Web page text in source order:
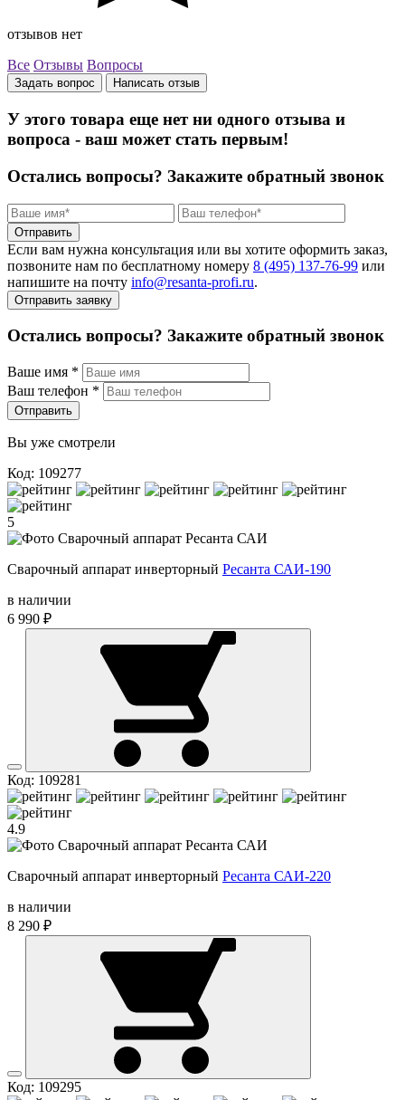
отзывов нет
Все Отзывы Вопросы
Задать вопрос Написать отзыв
У этого товара еще нет ни одного отзыва и
вопроса - ваш может стать первым!
Остались вопросы? Закажите обратный звонок
Отправить
Если вам нужна консультация или вы хотите оформить заказ,
позвоните нам по бесплатному номеру 8 (495) 137‑76‑99 или
напишите на почту info@resanta‑profi.ru.
Отправить заявку
Остались вопросы? Закажите обратный звонок
Ваше имя *
Ваш телефон *
Отправить
Вы уже смотрели
Код: 109277
5
Сварочный аппарат инверторный Ресанта САИ-190
в наличии
6 990 ₽
Код: 109281
4.9
Сварочный аппарат инверторный Ресанта САИ-220
в наличии
8 290 ₽
Код: 109295